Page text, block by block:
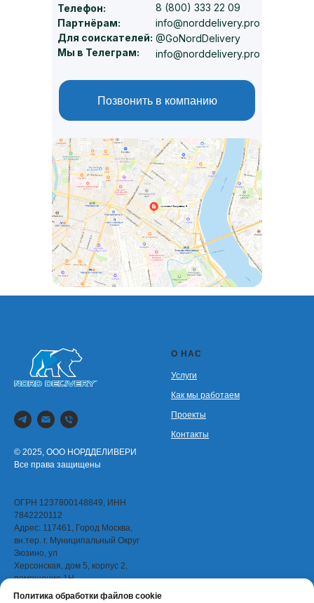
Позвонить в компанию
Телефон:
Партнёрам:
Для соискателей:
Мы в Телеграм:
info@norddelivery.pro
info@norddelivery.pro
@GoNordDelivery
8 (800) 333 22 09
Политика обработки файлов cookie
© 2025, ООО НОРДДЕЛИВЕРИ
Все права защищены
ОГРН 1237800148849, ИНН
7842220112
Адрес: 117461, Город Москва,
вн.тер. г. Муниципальный Округ
Зюзино, ул
Херсонская, дом 5, корпус 2,
помещение 1Н
О НАС
Услуги
Как мы работаем
Проекты
Контакты